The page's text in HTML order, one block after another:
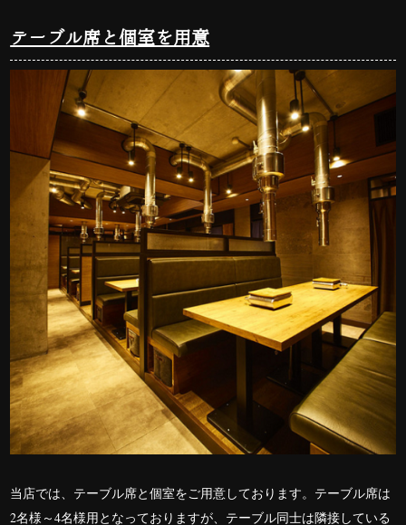
テーブル席と個室を用意
当店では、テーブル席と個室をご用意しております。テーブル席は
2名様～4名様用となっておりますが、テーブル同士は隣接している